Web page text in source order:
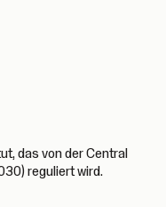
das von der Central
reguliert wird.